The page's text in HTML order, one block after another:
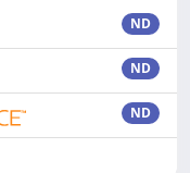
ND
ND
ND